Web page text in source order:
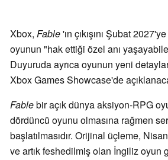
Xbox, Fable'ın çıkışını Şubat
oyunun "hak ettiği özel anı
Duyuruda ayrıca oyunun yeni
Xbox Games Showcase'de
Fablebir açık dünya aksiyon-RPG
dördüncü oyunu olmasına rağmen
başlatılmasıdır. Orijinal üçleme,
ve artık feshedilmiş olan İngiliz oyun